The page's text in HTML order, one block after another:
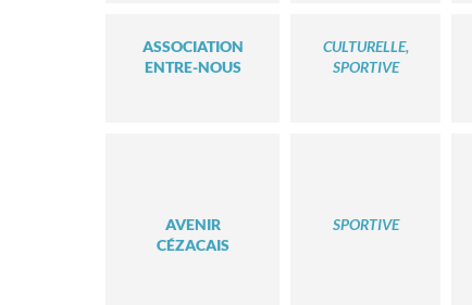
ASSOCIATION
ENTRE-NOUS
CULTURELLE,
SPORTIVE
AVENIR
CÉZACAIS
SPORTIVE